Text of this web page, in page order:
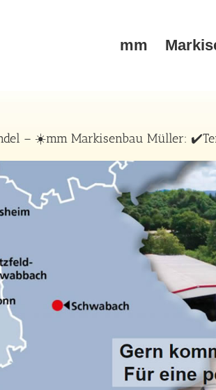
mm
– ☀️mm Markisenbau Müller: